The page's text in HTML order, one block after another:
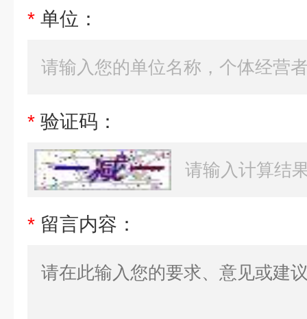
* 单位：
* 验证码：
* 留言内容：